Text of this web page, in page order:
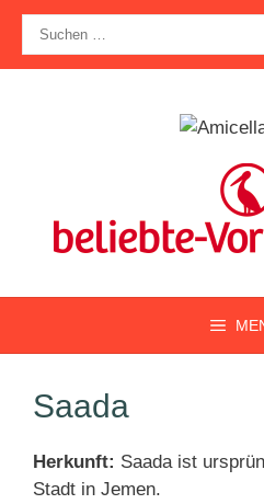
Zum
Inhalt
springen
nach:
Saada
Herkunft: Saada ist
Stadt in Jemen.